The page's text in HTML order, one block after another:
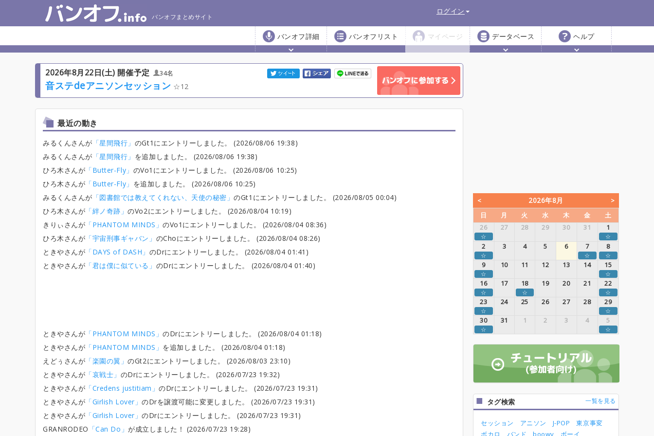
バンオフまとめサイト
ログイン
バンオフ詳細 バンオフリスト マイページ データベース ヘルプ
2026年8月22日(土) 開催予定 34名
音ステdeアニソンセッション 12
最近の動き
みるくんさんが 「星間飛行」 のGt1にエントリーしました。 (2026/08/06 19:38)
みるくんさんが 「星間飛行」 を追加しました。 (2026/08/06 19:38)
ひろ木さんが 「Butter-Fly」 のVo1にエントリーしました。 (2026/08/06 10:25)
ひろ木さんが 「Butter-Fly」 を追加しました。 (2026/08/06 10:25)
みるくんさんが 「図書館では教えてくれない、天使の秘密」のGt1にエントリーしました。 (2026/08/05 00:04)
ひろ木さんが 「絆ノ奇跡」のVo2にエントリーしました。 (2026/08/04 10:19)
きりぃさんが 「PHANTOM MINDS」のVo1にエントリーしました。 (2026/08/04 08:36)
ひろ木さんが 「宇宙刑事ギャバン」 のChoにエントリーしました。 (2026/08/04 08:26)
ときやさんが 「DAYS of DASH」 のDrにエントリーしました。 (2026/08/04 01:41)
ときやさんが 「君は僕に似ている」 のDrにエントリーしました。 (2026/08/04 01:40)
ときやさんが 「PHANTOM MINDS」のDrにエントリーしました。 (2026/08/04 01:18)
ときやさんが 「PHANTOM MINDS」 を追加しました。 (2026/08/04 01:18)
えどぅさんが 「楽園の翼」のGt2にエントリーしました。 (2026/08/03 23:10)
ときやさんが 「哀戦士」 のDrにエントリーしました。 (2026/07/23 19:32)
ときやさんが 「Credens justitiam」のDrにエントリーしました。 (2026/07/23 19:31)
ときやさんが 「Girlish Lover」のDrを譲渡可能に変更しました。 (2026/07/23 19:31)
ときやさんが 「Girlish Lover」のDrにエントリーしました。 (2026/07/23 19:31)
GRANRODEO 「Can Do」が成立しました！ (2026/07/23 19:28)
2026年8月
日 月 火 水 木 金
土
26
27 28 29 30 31 1
☆ ☆
2 3 4 5 6 7 8
☆ ☆ ☆
9 10 11 12 13 14 15
☆ ☆
16 17 18 19 20 21 22
☆ ☆ ☆
23 24 25 26 27 28 29
☆ ☆
30 31 1 2 3 4 5
☆ ☆
タグ検索 一覧を見る
セッション アニソン J-POP
東京事変
ボカロ
バンド boowy ボーイ